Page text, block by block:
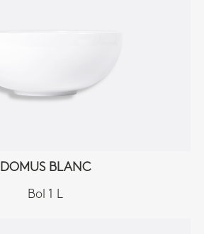
DOMUS BLANC
Bol 1 L